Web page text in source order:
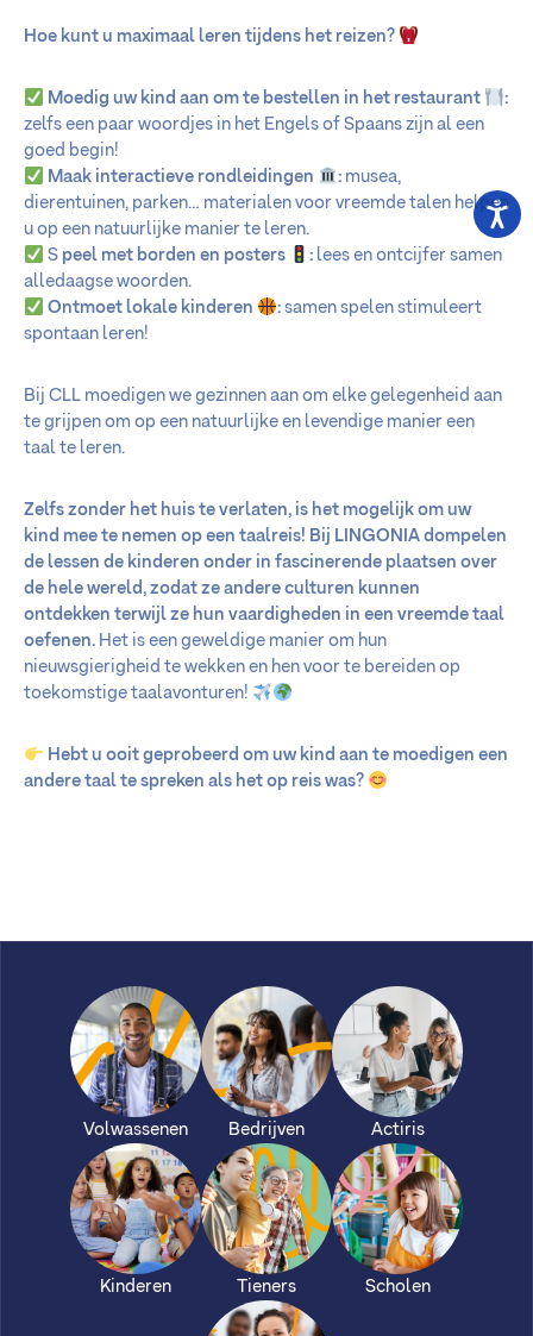
Hoe kunt u maximaal leren tijdens het reizen?
Moedig uw kind aan om te bestellen in het restaurant
:
zelfs een paar woordjes in het Engels of Spaans zijn al een
goed begin!
Maak interactieve rondleidingen
: musea,
dierentuinen, parken… materialen voor vreemde talen helpen
u op een natuurlijke manier te leren.
S peel met borden en posters : lees en ontcijfer samen
alledaagse woorden.
Ontmoet lokale kinderen
: samen spelen stimuleert
spontaan leren!
Bij CLL moedigen we gezinnen aan om elke gelegenheid aan
te grijpen om op een natuurlijke en levendige manier een
taal te leren.
Zelfs zonder het huis te verlaten, is het mogelijk om uw
kind mee te nemen op een taalreis! Bij LINGONIA dompelen
de lessen de kinderen onder in fascinerende plaatsen over
de hele wereld, zodat ze andere culturen kunnen
ontdekken terwijl ze hun vaardigheden in een vreemde taal
oefenen. Het is een geweldige manier om hun
nieuwsgierigheid te wekken en hen voor te bereiden op
toekomstige taalavonturen!
Hebt u ooit geprobeerd om uw kind aan te moedigen een
andere taal te spreken als het op reis was?
Volwassenen Bedrijven Actiris
Kinderen Tieners Scholen